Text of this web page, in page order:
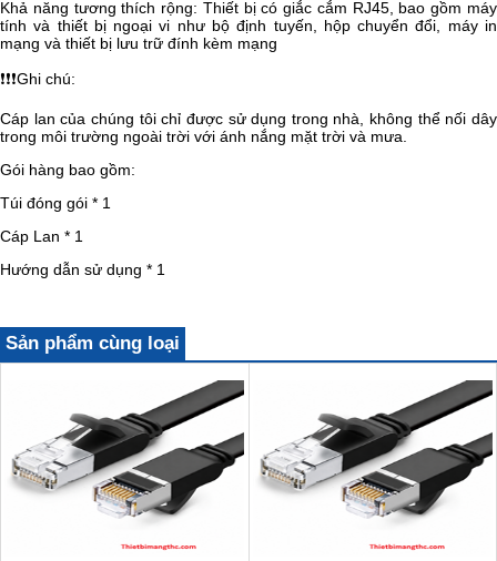
Khả năng tương thích rộng: Thiết bị có giắc cắm RJ45, bao gồm máy
tính và thiết bị ngoại vi như bộ định tuyến, hộp chuyển đổi, máy in
mạng và thiết bị lưu trữ đính kèm mạng
❗❗❗Ghi chú:
Cáp lan của chúng tôi chỉ được sử dụng trong nhà, không thể nối dây
trong môi trường ngoài trời với ánh nắng mặt trời và mưa.
Gói hàng bao gồm:
Túi đóng gói * 1
Cáp Lan * 1
Hướng dẫn sử dụng * 1
Sản phẩm cùng loại